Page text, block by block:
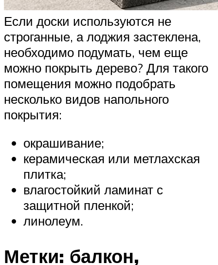
Если доски используются не
строганные, а лоджия застеклена,
необходимо подумать, чем еще
можно покрыть дерево? Для такого
помещения можно подобрать
несколько видов напольного
покрытия:
окрашивание;
керамическая или метлахская
плитка;
влагостойкий ламинат с
защитной пленкой;
линолеум.
Метки: балкон,